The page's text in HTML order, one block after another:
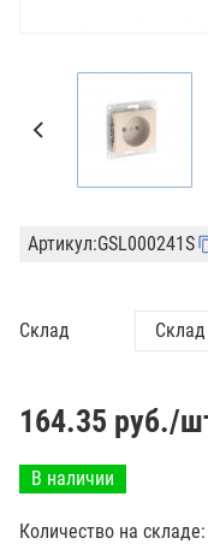
Артикул:GSL000241S
Склад
164.35 руб./
В наличии
Количество на складе: